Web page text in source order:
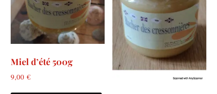
Miel d’été 500g
9,00€